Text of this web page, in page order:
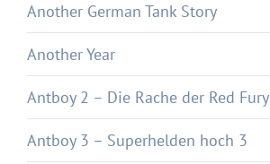
Another German Tank Story
Another Year
Antboy 2 – Die Rache der Red Fury
Antboy 3 – Superhelden hoch 3